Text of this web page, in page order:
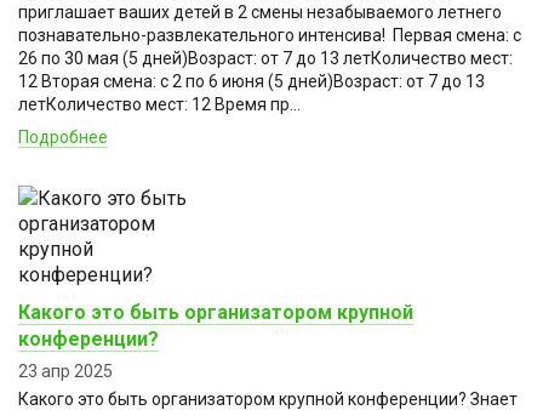
приглашает ваших детей в 2 смены незабываемого летнего
познавательно-развлекательного интенсива! ️ Первая смена: с
26 по 30 мая (5 дней)Возраст: от 7 до 13 летКоличество мест:
12 Вторая смена: с 2 по 6 июня (5 дней)Возраст: от 7 до 13
летКоличество мест: 12 Время пр...
Подробнее
Какого это быть организатором крупной
конференции?
23 апр 2025
Какого это быть организатором крупной конференции? Знает